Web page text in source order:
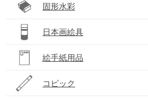
固形水彩
日本画絵具
絵手紙用品
コピック